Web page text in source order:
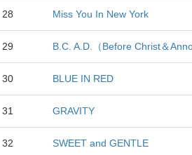
28 Miss You In New York
29 B.C. A.D.（Before Christ＆
30 BLUE IN RED
31 GRAVITY
32 SWEET and GENTLE